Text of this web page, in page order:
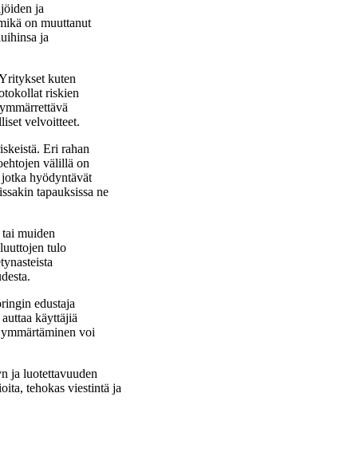
ja
on muuttanut
ja
kuten
riskien
velvoitteet.
Eri rahan
välillä on
hyödyntävät
tapauksissa ne
muiden
tulo
edustaja
käyttäjiä
voi
ja luotettavuuden
tehokas viestintä ja